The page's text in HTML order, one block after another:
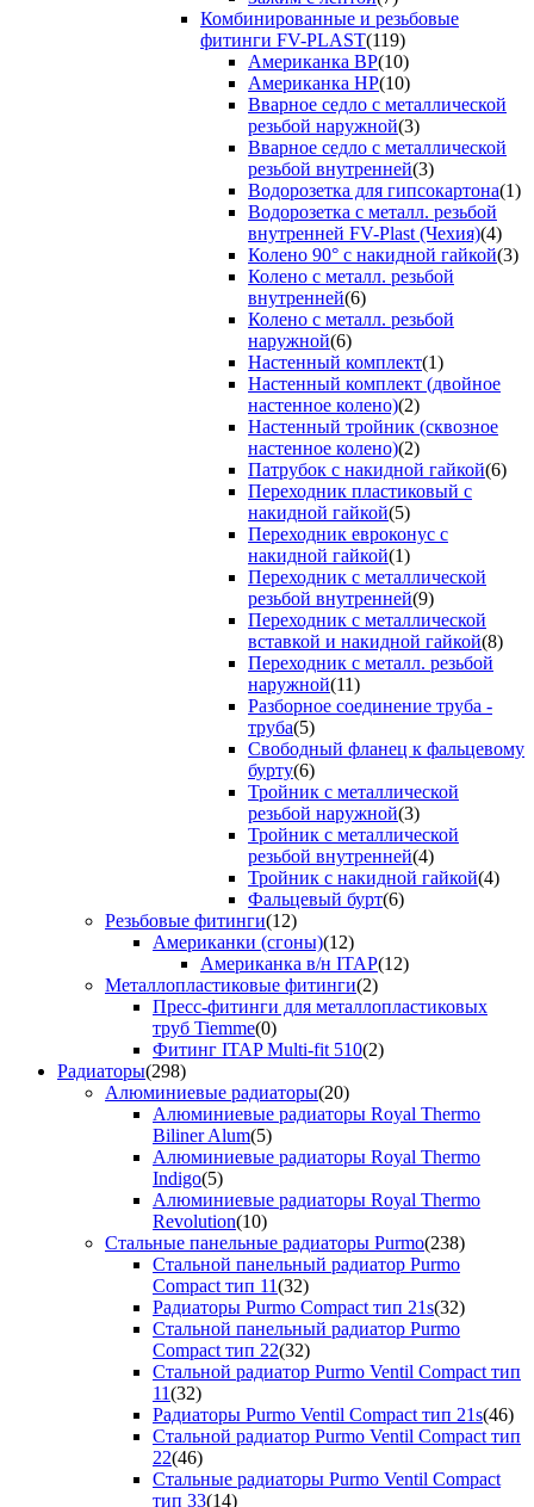
Комбинированные и резьбовые
фитинги FV-PLAST(119)
Американка ВР(10)
Американка НР(10)
Вварное седло с металлической
резьбой наружной(3)
Вварное седло с металлической
резьбой внутренней(3)
Водорозетка для гипсокартона(1)
Водорозетка с металл. резьбой
внутренней FV-Plast (Чехия)(4)
Колено 90° с накидной гайкой(3)
Колено с металл. резьбой
внутренней(6)
Колено с металл. резьбой
наружной(6)
Настенный комплект(1)
Настенный комплект (двойное
настенное колено)(2)
Настенный тройник (сквозное
настенное колено)(2)
Патрубок с накидной гайкой(6)
Переходник пластиковый с
накидной гайкой(5)
Переходник евроконус с
накидной гайкой(1)
Переходник с металлической
резьбой внутренней(9)
Переходник с металлической
вставкой и накидной гайкой(8)
Переходник с металл. резьбой
наружной(11)
Разборное соединение труба -
труба(5)
Свободный фланец к фальцевому
бурту(6)
Тройник с металлической
резьбой наружной(3)
Тройник с металлической
резьбой внутренней(4)
Тройник с накидной гайкой(4)
Фальцевый бурт(6)
Резьбовые фитинги(12)
Американки (сгоны)(12)
Американка в/н ITAP(12)
Металлопластиковые фитинги(2)
Пресс-фитинги для металлопластиковых
труб Tiemme(0)
Фитинг ITAP Multi-fit 510(2)
Радиаторы(298)
Алюминиевые радиаторы(20)
Алюминиевые радиаторы Royal Thermo
Biliner Alum(5)
Алюминиевые радиаторы Royal Thermo
Indigo(5)
Алюминиевые радиаторы Royal Thermo
Revolution(10)
Стальные панельные радиаторы Purmo(238)
Стальной панельный радиатор Purmo
Compact тип 11(32)
Радиаторы Purmo Compact тип 21s(32)
Стальной панельный радиатор Purmo
Compact тип 22(32)
Стальной радиатор Purmo Ventil Compact тип
11(32)
Радиаторы Purmo Ventil Compact тип 21s(46)
Стальной радиатор Purmo Ventil Compact тип
22(46)
Стальные радиаторы Purmo Ventil Compact
тип 33(14)